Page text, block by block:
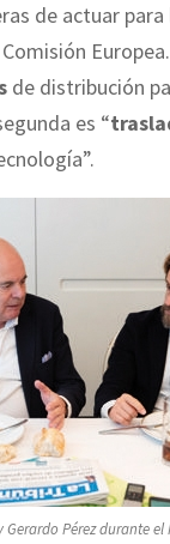
de actuar
de distribución
es “
Gerardo Pérez durante el